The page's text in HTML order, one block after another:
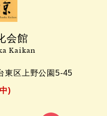
会館
Kaikan
東区上野公園5-45
)